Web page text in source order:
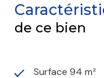
de ce bien
Surface 94 m²